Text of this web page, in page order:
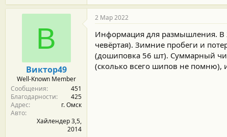
В
Виктор49
Well-Known Member
Сообщения
451
Благодарности
425
Адрес
г. Омск
Авто
Хайлендер 3,5,
2014
2 Мар 2022
Информация для размышления. В
чевёртая). Зимние пробеги и
(дошиповка 56 шт). Суммарный
(сколько всего шипов не помню),